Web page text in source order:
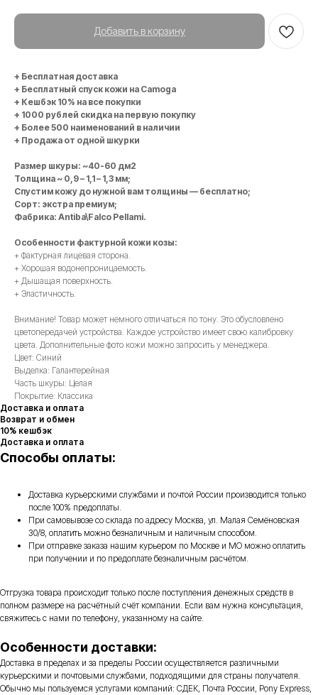
Добавить в корзину
+ Бесплатная доставка
+ Бесплатный спуск кожи на Camoga
+ Кешбэк 10% на все покупки
+ 1000 рублей скидка на первую покупку
+ Более 500 наименований в наличии
+ Продажа от одной шкурки
Размер шкуры: ~40-60 дм2
Толщина ~ 0,9 – 1,1 – 1,3 мм;
Спустим кожу до нужной вам толщины — бесплатно;
Сорт: экстра премиум;
Фабрика: Antiba\Falco Pellami.
Особенности фактурной кожи козы:
+ Фактурная лицевая сторона.
+ Хорошая водонепроницаемость.
+ Дышащая поверхность.
+ Эластичность.
Внимание! Товар может немного отличаться по тону. Это обусловлено
цветопередачей устройства. Каждое устройство имеет свою калибровку
цвета. Дополнительные фото кожи можно запросить у менеджера.
Цвет: Синий
Выделка: Галантерейная
Часть шкуры: Целая
Покрытие: Классика
Доставка и оплата
Возврат и обмен
10% кешбэк
Доставка и оплата
Способы оплаты:
Доставка курьерскими службами и почтой России производится только
после 100% предоплаты.
При самовывозе со склада по адресу Москва, ул. Малая Семёновская
30/8, оплатить можно безналичным и наличным способом.
При отправке заказа нашим курьером по Москве и МО можно оплатить
при получении и по предоплате безналичным расчётом.
Отгрузка товара происходит только после поступления денежных средств в
полном размере на расчётный счёт компании. Если вам нужна консультация,
свяжитесь с нами по телефону, указанному на сайте.
Особенности доставки:
Доставка в пределах и за пределы России осуществляется различными
курьерскими и почтовыми службами, подходящими для страны получателя.
Обычно мы пользуемся услугами компаний: СДЕК, Почта России, Pony Express,